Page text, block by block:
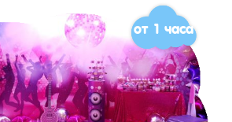
от 1 часа